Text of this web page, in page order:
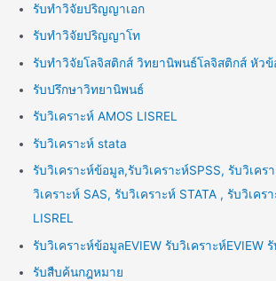
รับทำวิจัยปริญญาเอก
รับทำวิจัยปริญญาโท
รับทำวิจัยโลจิสติกส์ วิทยานิพนธ์โลจิสติกส์ หัวข้
รับปรึกษาวิทยานิพนธ์
รับวิเคราะห์ AMOS LISREL
รับวิเคราะห์ stata
รับวิเคราะห์ข้อมูล,รับวิเคราะห์SPSS, รับวิเคร
วิเคราะห์ SAS, รับวิเคราะห์ STATA , รับวิเคร
LISREL
รับวิเคราะห์ข้อมูลEVIEW รับวิเคราะห์EVIEW
รับสืบค้นกฎหมาย